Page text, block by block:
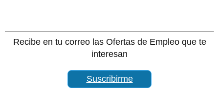
Recibe en tu correo las Ofertas de Empleo que te
interesan
Suscribirme